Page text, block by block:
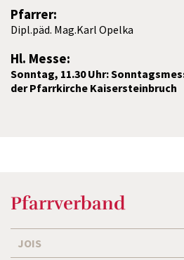
Pfarrer:
Dipl.päd. Mag.Karl Opelka
Hl. Messe:
Sonntag, 11.30 Uhr:
der Pfarrkirche Kaisersteinbruch
Pfarrverband
JOIS